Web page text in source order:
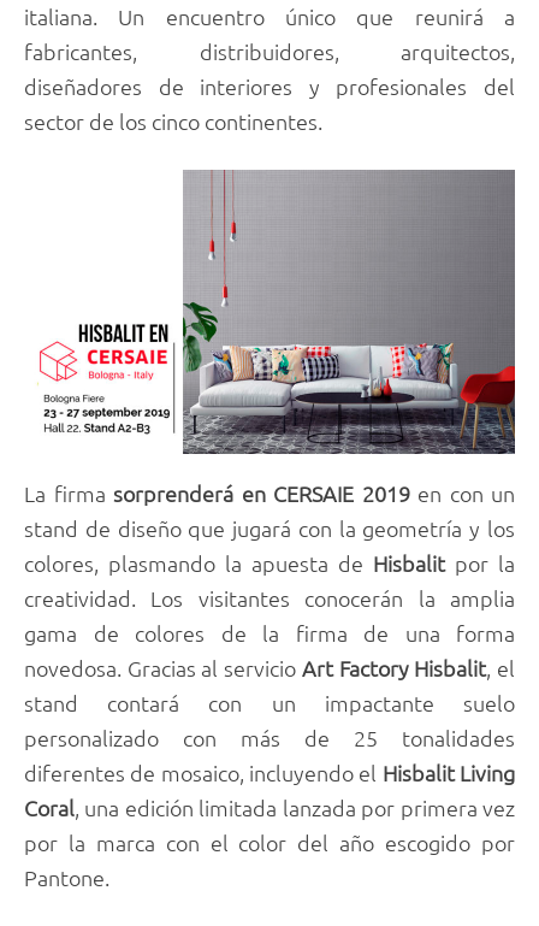
italiana. Un encuentro único que reunirá a
fabricantes, distribuidores, arquitectos,
diseñadores de interiores y profesionales del
sector de los cinco continentes.
La firma sorprenderá en CERSAIE 2019en con un
stand de diseño que jugará con la geometría y los
colores, plasmando la apuesta de Hisbalit por la
creatividad. Los visitantes conocerán la amplia
gama de colores de la firma de una forma
novedosa. Gracias al servicio Art Factory Hisbalit, el
stand contará con un impactante suelo
personalizado con más de 25 tonalidades
diferentes de mosaico, incluyendo el Hisbalit Living
Coral, una edición limitada lanzada por primera vez
por la marca con el color del año escogido por
Pantone.